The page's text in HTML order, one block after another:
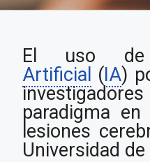
Artificial mejora
estudio de
cerebrales
El uso
Artificial (IA)
paradigma
lesiones
Universidad